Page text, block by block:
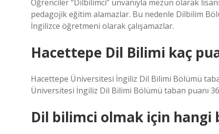
Öğrenciler “Dilbilimci” ünvanıyla mezun olarak
pedagojik eğitim alamazlar. Bu nedenle Dilbilim
İngilizce öğretmeni olarak çalışamazlar.
Hacettepe Dil Bilimi kaç
Hacettepe Üniversitesi İngiliz Dil Bilimi Bölümü
Üniversitesi İngiliz Dil Bilimi Bölümü taban puanı
Dil bilimci olmak için hangi